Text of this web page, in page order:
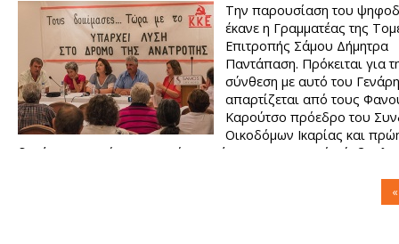
Την παρουσίαση του
έκανε η Γραμματέας της
Επιτροπής Σάμου Δήμητρα
Παντάπαση. Πρόκειται για
σύνθεση με αυτό του
απαρτίζεται από τους
Καρούτσο πρόεδρο του
Οικοδόμων Ικαρίας και
δημάρχου Ραχών, τον Αντώνη Δράκο Περιφερειακό σύμβουλο,
Βρυνιώτη Οικονομολόγο, ιδιωτική υπάλληλο, πρόεδρο του